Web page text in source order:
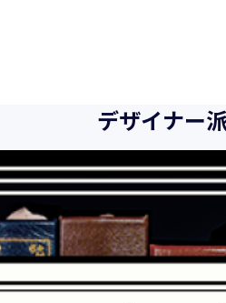
向、社会的要請の変化、経営
当社は、事業の目的に適切な
当社は個人情報の取扱いに関す
当社は個人情報の漏えい、滅
制を構築し、継続的に向上さ
当社は個人情報取扱いに関す
デザイナー